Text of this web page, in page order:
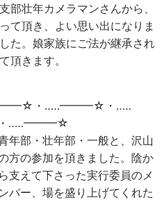
部壮年カメラマンさんから、
て頂き、よい思い出になりま
た。娘家族にご法が継承され
頂きます。
・‥…━━━☆・‥…
‥…━━━☆
年部・壮年部・一般と、沢山
方の参加を頂きました。陰か
ら支えて下さった実行委員のメ
ンバー、場を盛り上げてくれた